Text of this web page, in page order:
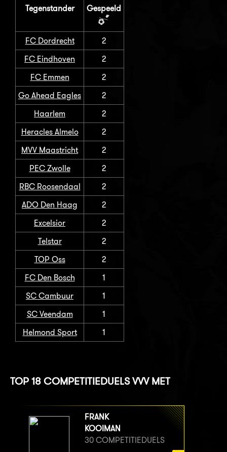
Tegenstander Gespeeld
FC Dordrecht
2
FC Eindhoven
2
FC Emmen
2
Go Ahead Eagles
2
Haarlem
2
Heracles Almelo
2
MVV Maastricht
2
PEC Zwolle
2
RBC Roosendaal
2
ADO Den Haag
2
Excelsior
2
Telstar
2
TOP Oss
2
FC Den Bosch
1
SC Cambuur
1
SC Veendam
1
Helmond Sport
1
TOP 18 COMPETITIEDUELS VVV MET
FRANK
KOOIMAN
30 COMPETITIEDUELS